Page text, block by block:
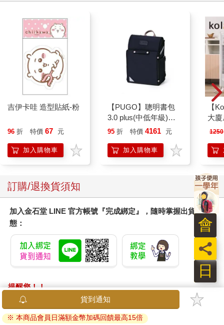
吉伊卡哇 造型貼紙-粉
96 折 特價 67 元
加入購物車
【PUGO】聰明書包
3.0 plus(中低年級)酷
黑 全新進化玩美上市
95 折 特價 4161 元
加入購物車
【
大
1250
訂購/退換貨須知
加入金石堂 LINE 官方帳號『完成綁定』，隨時掌握出貨動
態：
提醒您！！
金石堂及銀行均不會請您操作ATM! 如接獲電話要求您前往
ATM提款機，請不要聽從指示，以免受騙上當！
日
員
會